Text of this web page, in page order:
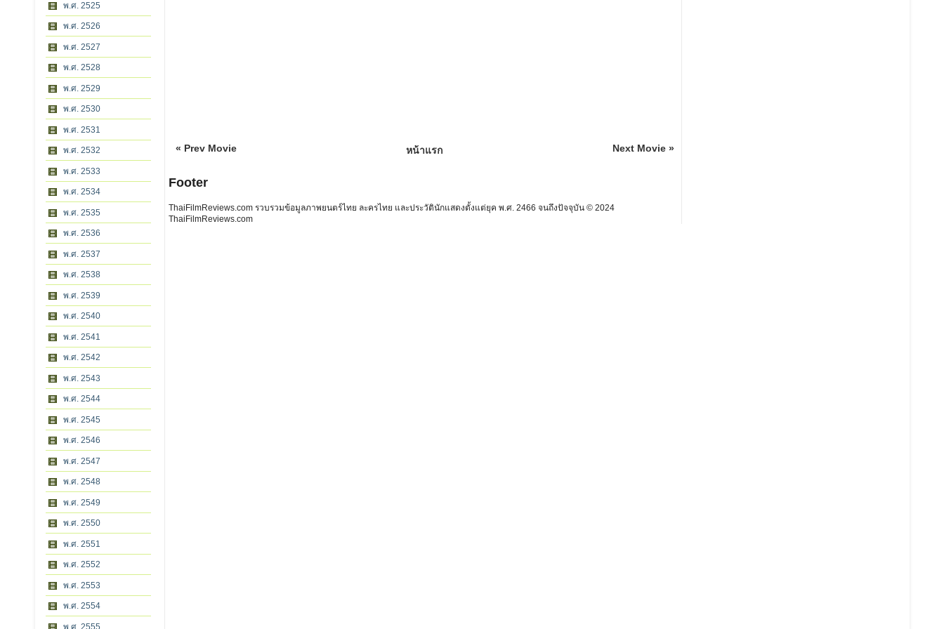
พ.ศ. 2525
พ.ศ. 2526
พ.ศ. 2527
พ.ศ. 2528
พ.ศ. 2529
พ.ศ. 2530
พ.ศ. 2531
พ.ศ. 2532
พ.ศ. 2533
พ.ศ. 2534
พ.ศ. 2535
พ.ศ. 2536
พ.ศ. 2537
พ.ศ. 2538
พ.ศ. 2539
พ.ศ. 2540
พ.ศ. 2541
พ.ศ. 2542
พ.ศ. 2543
พ.ศ. 2544
พ.ศ. 2545
พ.ศ. 2546
พ.ศ. 2547
พ.ศ. 2548
พ.ศ. 2549
พ.ศ. 2550
พ.ศ. 2551
พ.ศ. 2552
พ.ศ. 2553
พ.ศ. 2554
พ.ศ. 2555
« Prev Movie Next Movie »
หน้าแรก
Footer
ThaiFilmReviews.com รวบรวมข้อมูลภาพยนตร์ไทย ละครไทย และประวัตินักแสดงตั้งแต่ยุค พ.ศ. 2466 จนถึงปัจจุบัน © 2024
ThaiFilmReviews.com